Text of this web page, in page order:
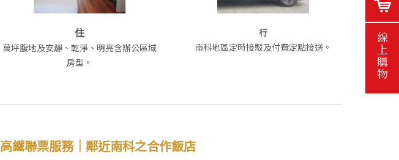
住
萬坪腹地及安靜、乾淨、明亮含辦公區域
房型。
行
南科地區定時接駁及付費定點接送。
高鐵聯票服務｜鄰近南科之合作飯店
線上購物